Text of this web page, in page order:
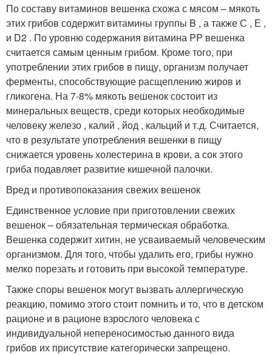
По составу витаминов вешенка схожа с мясом – мякоть
этих грибов содержит витамины группы B , а также С , Е ,
и D2 . По уровню содержания витамина PP вешенка
считается самым ценным грибом. Кроме того, при
употреблении этих грибов в пищу, организм получает
ферменты, способствующие расщеплению жиров и
гликогена. На 7-8% мякоть вешенок состоит из
минеральных веществ, среди которых необходимые
человеку железо , калий , йод , кальций и т.д. Считается,
что в результате употребления вешенки в пищу
снижается уровень холестерина в крови, а сок этого
гриба подавляет развитие кишечной палочки.
Вред и противопоказания свежих вешенок
Единственное условие при приготовлении свежих
вешенок – обязательная термическая обработка.
Вешенка содержит хитин, не усваиваемый человеческим
организмом. Для того, чтобы удалить его, грибы нужно
мелко порезать и готовить при высокой температуре.
Также споры вешенок могут вызвать аллергическую
реакцию, помимо этого стоит помнить и то, что в детском
рационе и в рационе взрослого человека с
индивидуальной непереносимостью данного вида
грибов их присутствие категорически запрещено.